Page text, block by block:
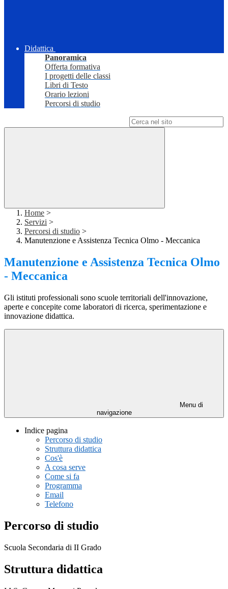
Didattica
Panoramica
Offerta formativa
I progetti delle classi
Libri di Testo
Orario lezioni
Percorsi di studio
Home >
Servizi >
Percorsi di studio >
Manutenzione e Assistenza Tecnica Olmo - Meccanica
Manutenzione e Assistenza Tecnica Olmo
- Meccanica
Gli istituti professionali sono scuole territoriali dell'innovazione,
aperte e concepite come laboratori di ricerca, sperimentazione e
innovazione didattica.
Menu di
navigazione
Indice pagina
Percorso di studio
Struttura didattica
Cos'è
A cosa serve
Come si fa
Programma
Email
Telefono
Percorso di studio
Scuola Secondaria di II Grado
Struttura didattica